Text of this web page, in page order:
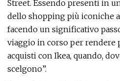
Street. Essendo presenti in
dello shopping più iconiche
facendo un significativo
viaggio in corso per rendere
acquisti con Ikea, quando,
scelgono”.